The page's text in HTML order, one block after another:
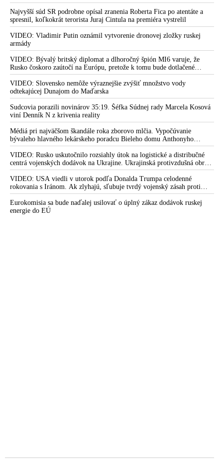
Najvyšší súd SR podrobne opísal zranenia Roberta Fica po atentáte a
spresnil, koľkokrát terorista Juraj Cintula na premiéra vystrelil
VIDEO: Vladimir Putin oznámil vytvorenie dronovej zložky ruskej
armády
VIDEO: Bývalý britský diplomat a dlhoročný špión MI6 varuje, že
Rusko čoskoro zaútočí na Európu, pretože k tomu bude dotlačené
rovnako, ako bolo dotlačené k invázii na Ukrajinu v roku 2022.
Zelenskyj medzitým v Kyjeve naliehal na zhromaždených diplomatov,
aby vo svete zháňali energie pre Ukrajinu na zimu. Putin vraj bude
mobilizovať a vojna sa do zimy pravdepodobne neskončí
VIDEO: Slovensko nemôže výraznejšie zvýšiť množstvo vody
odtekajúcej Dunajom do Maďarska
Sudcovia porazili novinárov 35:19. Šéfka Súdnej rady Marcela Kosová
viní Denník N z krivenia reality
Médiá pri najväčšom škandále roka zborovo mlčia. Vypočúvanie
bývaleho hlavného lekárskeho poradcu Bieleho domu Anthonyho
Fauciho pred výborom amerického Senátu väčšina médií ignorovala
VIDEO: Rusko uskutočnilo rozsiahly útok na logistické a distribučné
centrá vojenských dodávok na Ukrajine. Ukrajinská protivzdušná obrana
nedokázala počas ničivého nočného útoku na Kyjev a jeho okolie
zachytiť ani jednu ruskú raketu
VIDEO: USA viedli v utorok podľa Donalda Trumpa celodenné
rokovania s Iránom. Ak zlyhajú, sľubuje tvrdý vojenský zásah proti
Teheránu
Eurokomisia sa bude naďalej usilovať o úplný zákaz dodávok ruskej
energie do EÚ